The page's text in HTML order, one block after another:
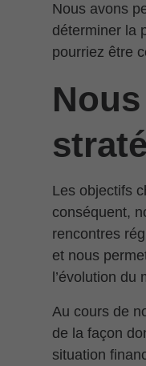
Nous avons
déterminer la
pourriez être
Les objectifs
conséquent,
rencontres
et nous
l’évolution du
Au cours de
de la façon
situation